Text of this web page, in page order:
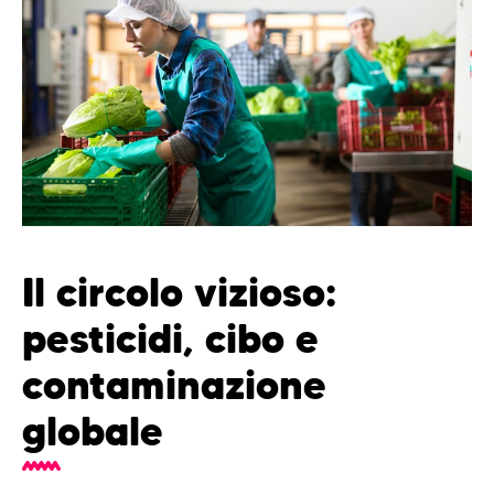
Il circolo vizioso:
pesticidi, cibo e
contaminazione
globale